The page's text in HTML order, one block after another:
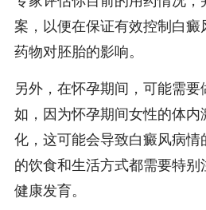
案，以便在保证有效控制白癜
药物对胚胎的影响。
另外，在怀孕期间，可能需要
如，因为怀孕期间女性的体内
化，这可能会导致白癜风病情
的饮食和生活方式都需要特别
健康发育。